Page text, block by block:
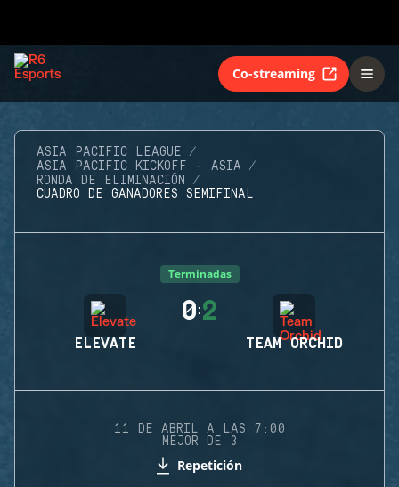
Co-streaming
ASIA PACIFIC LEAGUE
ASIA PACIFIC KICKOFF - ASIA
RONDA DE ELIMINACIÓN
CUADRO DE GANADORES SEMIFINAL
Terminadas
ELEVATE
0:2
TEAM ORCHID
11 DE ABRIL A LAS 7:00
MEJOR DE 3
Repetición